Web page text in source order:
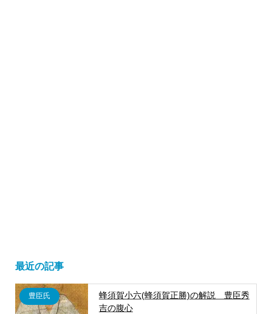
最近の記事
豊臣氏
蜂須賀小六(蜂須賀正勝)の解説 豊臣秀
吉の腹心